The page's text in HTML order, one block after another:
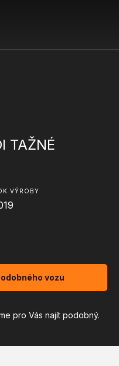
TAŽNÉ
VÝROBY
vozu
pro Vás najít podobný.